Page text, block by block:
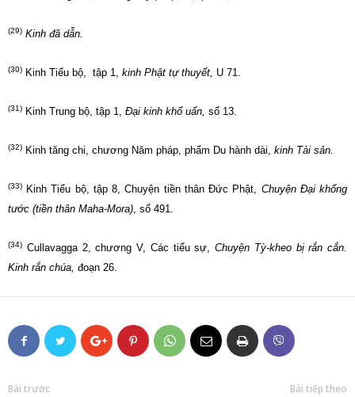
(29) Kinh đã dẫn.
(30) Kinh Tiểu bộ, tập 1, kinh Phật tự thuyết, U 71.
(31) Kinh Trung bộ, tập 1, Đại kinh khổ uẩn, số 13.
(32) Kinh tăng chi, chương Năm pháp, phẩm Du hành dài, kinh Tài sản.
(33) Kinh Tiểu bộ, tập 8, Chuyện tiền thân Đức Phật, Chuyện Đại khổng
tước (tiền thân Maha-Mora), số 491.
(34) Cullavagga 2, chương V, Các tiểu sự, Chuyện Tỳ-kheo bị rắn cắn.
Kinh rắn chúa, đoạn 26.
Bài trước Bài tiếp theo